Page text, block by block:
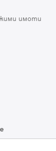
имоти
скоро
за да